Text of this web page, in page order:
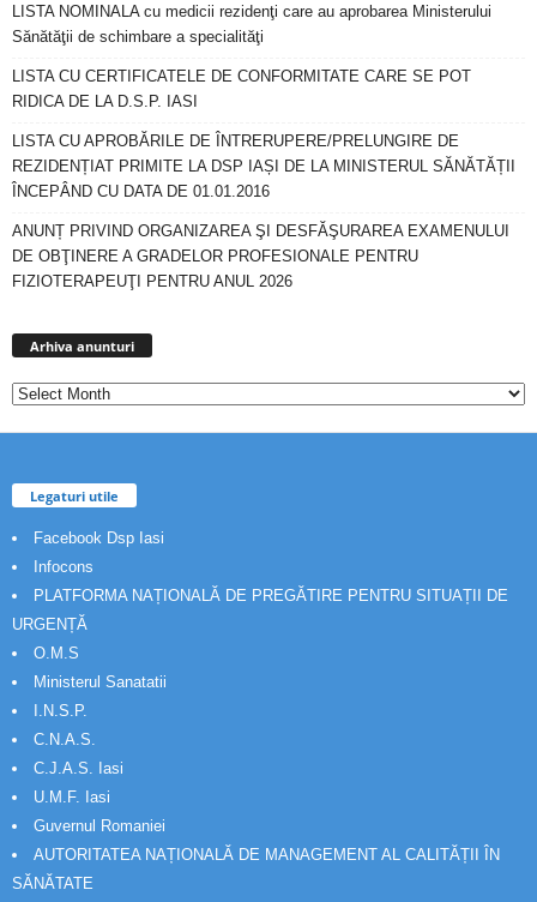
LISTA NOMINALA cu medicii rezidenţi care au aprobarea Ministerului
Sănătăţii de schimbare a specialităţi
LISTA CU CERTIFICATELE DE CONFORMITATE CARE SE POT
RIDICA DE LA D.S.P. IASI
LISTA CU APROBĂRILE DE ÎNTRERUPERE/PRELUNGIRE DE
REZIDENȚIAT PRIMITE LA DSP IAȘI DE LA MINISTERUL SĂNĂTĂȚII
ÎNCEPÂND CU DATA DE 01.01.2016
ANUNȚ PRIVIND ORGANIZAREA ŞI DESFĂŞURAREA EXAMENULUI
DE OBŢINERE A GRADELOR PROFESIONALE PENTRU
FIZIOTERAPEUŢI PENTRU ANUL 2026
Arhiva anunturi
Legaturi utile
Facebook Dsp Iasi
Infocons
PLATFORMA NAȚIONALĂ DE PREGĂTIRE PENTRU SITUAȚII DE
URGENȚĂ
O.M.S
Ministerul Sanatatii
I.N.S.P.
C.N.A.S.
C.J.A.S. Iasi
U.M.F. Iasi
Guvernul Romaniei
AUTORITATEA NAȚIONALĂ DE MANAGEMENT AL CALITĂȚII ÎN
SĂNĂTATE